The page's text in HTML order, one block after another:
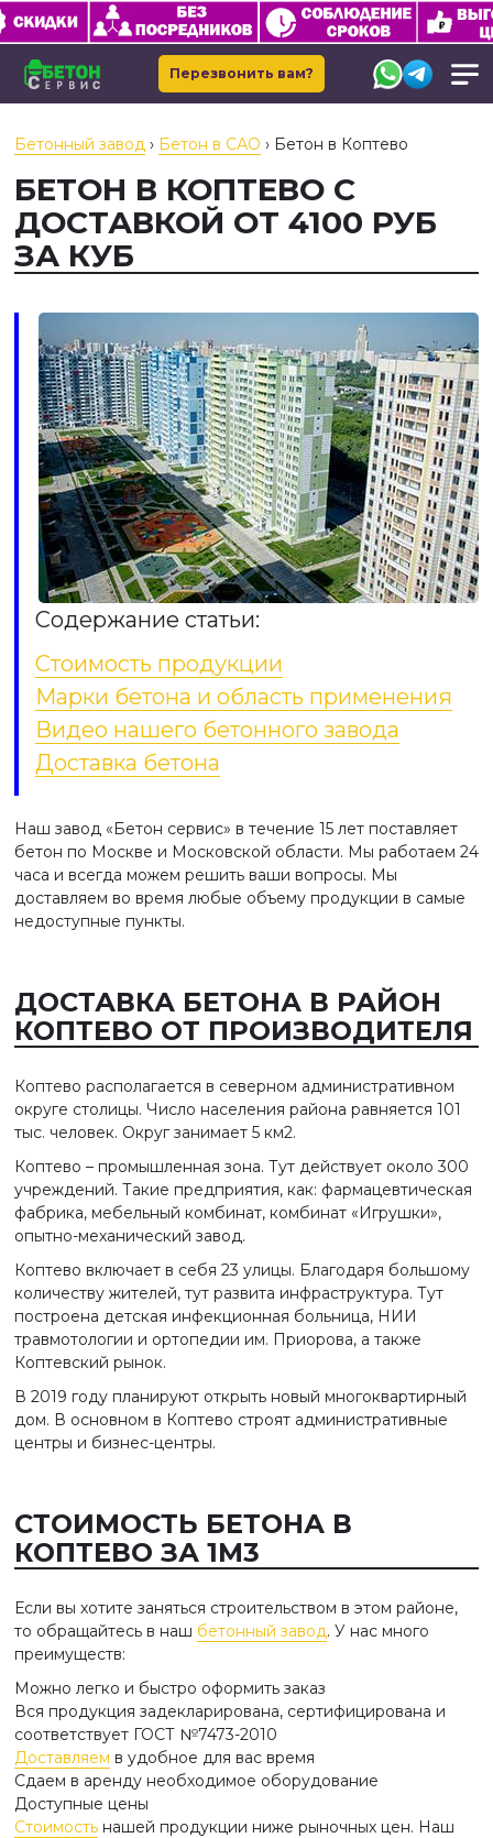
Перезвонить вам?
Бетонный завод › Бетон в САО › Бетон в Коптево
БЕТОН В КОПТЕВО С
ДОСТАВКОЙ ОТ 4100 РУБ
ЗА КУБ
Содержание статьи:
Стоимость продукции
Марки бетона и область применения
Видео нашего бетонного завода
Доставка бетона
Наш завод «Бетон сервис» в течение 15 лет поставляет
бетон по Москве и Московской области. Мы работаем 24
часа и всегда можем решить ваши вопросы. Мы
доставляем во время любые объему продукции в самые
недоступные пункты.
ДОСТАВКА БЕТОНА В РАЙОН
КОПТЕВО ОТ ПРОИЗВОДИТЕЛЯ
Коптево располагается в северном административном
округе столицы. Число населения района равняется 101
тыс. человек. Округ занимает 5 км2.
Коптево – промышленная зона. Тут действует около 300
учреждений. Такие предприятия, как: фармацевтическая
фабрика, мебельный комбинат, комбинат «Игрушки»,
опытно-механический завод.
Коптево включает в себя 23 улицы. Благодаря большому
количеству жителей, тут развита инфраструктура. Тут
построена детская инфекционная больница, НИИ
травмотологии и ортопедии им. Приорова, а также
Коптевский рынок.
В 2019 году планируют открыть новый многоквартирный
дом. В основном в Коптево строят административные
центры и бизнес-центры.
СТОИМОСТЬ БЕТОНА В
КОПТЕВО ЗА 1М3
Если вы хотите заняться строительством в этом районе,
то обращайтесь в наш бетонный завод. У нас много
преимуществ:
Можно легко и быстро оформить заказ
Вся продукция задекларирована, сертифицирована и
соответствует ГОСТ №7473-2010
Доставляем в удобное для вас время
Сдаем в аренду необходимое оборудование
Доступные цены
Стоимость нашей продукции ниже рыночных цен. Наш